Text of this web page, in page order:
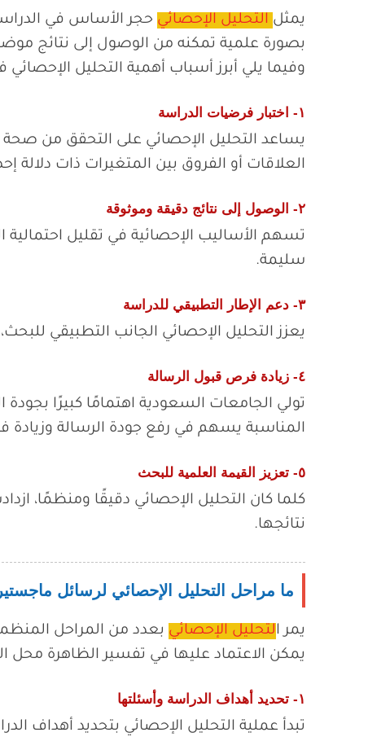
يمثل التحليل الإحصائي حجر الأساس في
بصورة علمية تمكنه من الوصول إلى نتائج
وفيما يلي أبرز أسباب أهمية التحليل
١- اختبار فرضيات الدراسة
يساعد التحليل الإحصائي على التحقق من صحة
العلاقات أو الفروق بين المتغيرات ذات دلالة
٢- الوصول إلى نتائج دقيقة وموثوقة
تسهم الأساليب الإحصائية في تقليل
سليمة.
٣- دعم الإطار التطبيقي للدراسة
يعزز التحليل الإحصائي الجانب التطبيقي
٤- زيادة فرص قبول الرسالة
تولي الجامعات السعودية اهتمامًا كبيرًا
المناسبة يسهم في رفع جودة الرسالة وزيادة
٥- تعزيز القيمة العلمية للبحث
كلما كان التحليل الإحصائي دقيقًا ومنظمًا،
نتائجها.
ما مراحل التحليل الإحصائي لرسائل
يمر التحليل الإحصائي بعدد من المراحل
يمكن الاعتماد عليها في تفسير الظاهرة محل
١- تحديد أهداف الدراسة وأسئلتها
تبدأ عملية التحليل الإحصائي بتحديد أهداف